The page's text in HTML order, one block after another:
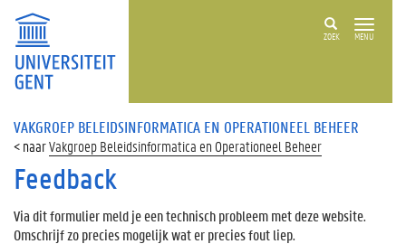
ZOEK MENU
VAKGROEP BELEIDSINFORMATICA EN OPERATIONEEL BEHEER
Vakgroep Beleidsinformatica en Operationeel Beheer
Feedback
Via dit formulier meld je een technisch probleem met deze website.
Omschrijf zo precies mogelijk wat er precies fout liep.